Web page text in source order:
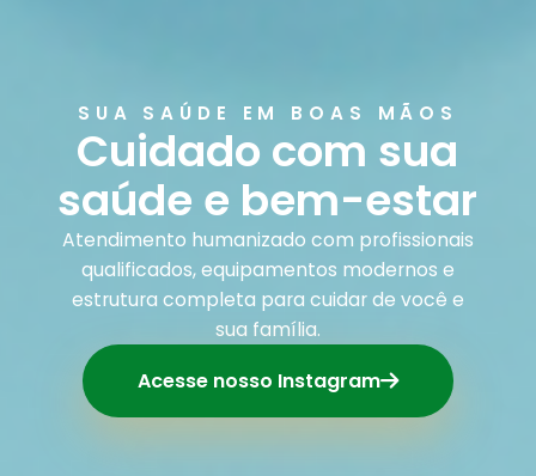
SUA SAÚDE EM BOAS MÃOS
Cuidado com sua
saúde e bem-estar
Atendimento humanizado com profissionais
qualificados, equipamentos modernos e
estrutura completa para cuidar de você e
sua família.
Acesse nosso Instagram